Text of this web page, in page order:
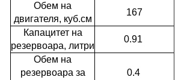
Обем на
двигателя, куб.см
167
Капацитет на
резервоара, литри
0.91
Обем на
резервоара за
0.4